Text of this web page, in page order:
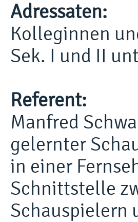
Adressaten:
Kolleginnen
Sek. I und II
Referent:
Manfred
gelernter
in einer
Schnittstelle
Schauspielern